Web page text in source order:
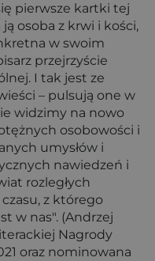
pierwsze kartki tej
osoba z krwi i kości,
w swoim
przejrzyście
I tak jest ze
– pulsują one w
widzimy na nowo
osobowości i
umysłów i
nawiedzeń i
rozległych
z którego
w nas". (Andrzej
Nagrody
oraz nominowana